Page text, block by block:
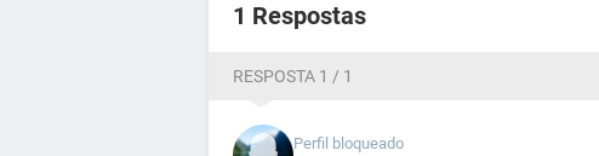
1 Respostas
RESPOSTA 1 / 1
Perfil bloqueado